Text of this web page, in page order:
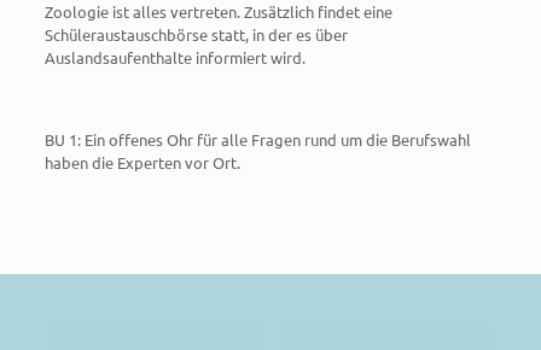
Zoologie ist alles vertreten. Zusätzlich findet eine
Schüleraustauschbörse statt, in der es über
Auslandsaufenthalte informiert wird.
BU 1: Ein offenes Ohr für alle Fragen rund um die Berufswahl
haben die Experten vor Ort.